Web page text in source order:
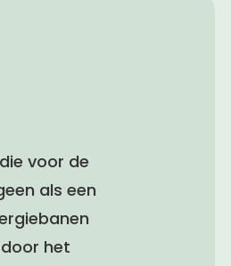
voor de
als een
het